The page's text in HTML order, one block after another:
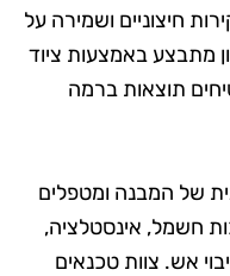
חיצוניים ושמירה על
מתבצע באמצעות ציוד
תוצאות ברמה
של המבנה ומטפלים
חשמל, אינסטלציה,
אש. צוות טכנאים